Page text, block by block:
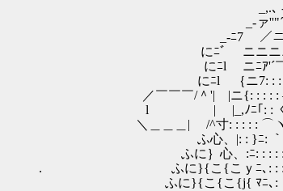
_,.､ -=======-
_-ァ''"´￣ ＿＿＿
_-ﾆ7 ／ニニニニニ
にﾆﾞ ニニニニニニ
にﾆl ニﾆｱ'´￣: :｀`ｰ'´
にﾆl ｛ニ7: : : : : : : : : :
／￣￣￣/＾'| |ニ{: : : : : ― : : :
l | |_,ﾉﾆ｢: :〈／
＼＿＿＿| /^寸: : : : : ⌒ヽ: : : : /:
ふ心、|: : }ﾆ: ｀`写冖 :): :
ふに｝心、:ﾆ: : : : : : : :ノ: : :
. ふに}{こ{こｙﾆ､: : : : :へ〈 :
ふに}{こ{こ{j{ ﾏﾆ､: ｘ==-‐ニ